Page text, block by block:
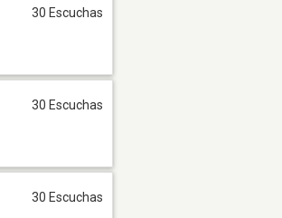
30 Escuchas
30 Escuchas
30 Escuchas